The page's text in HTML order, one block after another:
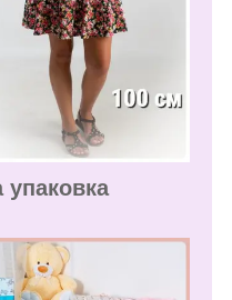
упаковка